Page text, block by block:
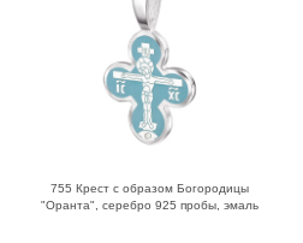
755 Крест с образом Богородицы
"Оранта", серебро 925 пробы, эмаль